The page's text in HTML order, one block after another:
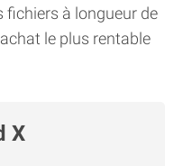
fichiers à longueur de
le plus rentable
X